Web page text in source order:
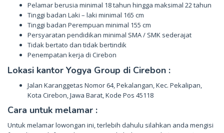
Pelamar berusia minimal 18 tahun hingga maksimal 22 tahun
Tinggi badan Laki – laki minimal 165 cm
Tinggi badan Perempuan minimal 155 cm
Persyaratan pendidikan minimal SMA / SMK sederajat
Tidak bertato dan tidak bertindik
Penempatan kerja di Cirebon
Lokasi kantor Yogya Group di Cirebon :
Jalan Karanggetas Nomor 64, Pekalangan, Kec. Pekalipan,
Kota Cirebon, Jawa Barat, Kode Pos 45118
Cara untuk melamar :
Untuk melamar lowongan ini, terlebih dahulu silahkan anda mengisi